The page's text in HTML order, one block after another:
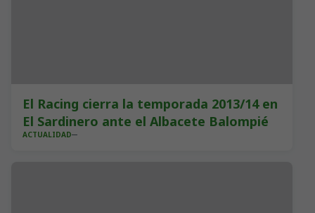
El Racing cierra la temporada 2013/14 en
El Sardinero ante el Albacete Balompié
ACTUALIDAD